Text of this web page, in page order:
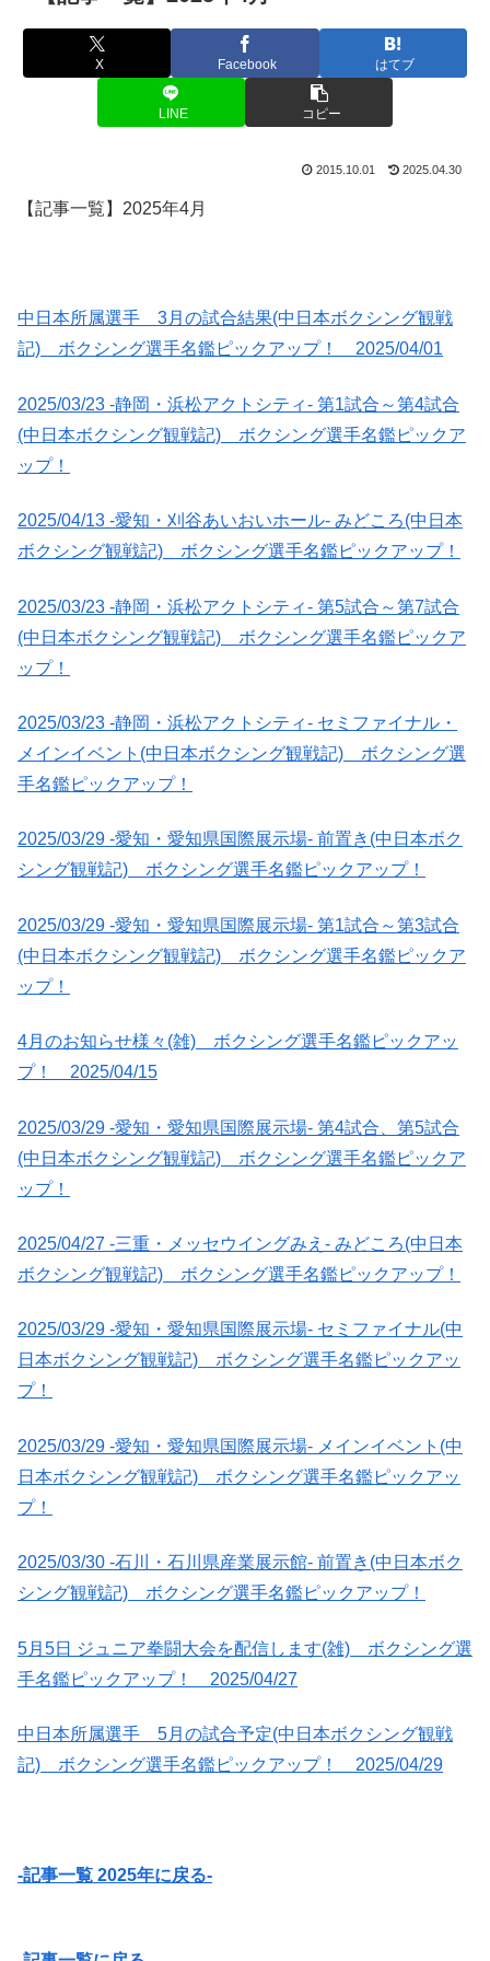
X Facebook はてブ
LINE コピー
2015.10.01 2025.04.30
【記事一覧】2025年4月
中日本所属選手 3月の試合結果(中日本ボクシング観戦
記) ボクシング選手名鑑ピックアップ！ 2025/04/01
2025/03/23 -静岡・浜松アクトシティ- 第1試合～第4試合
(中日本ボクシング観戦記) ボクシング選手名鑑ピックア
ップ！
2025/04/13 -愛知・刈谷あいおいホール- みどころ(中日本
ボクシング観戦記) ボクシング選手名鑑ピックアップ！
2025/03/23 -静岡・浜松アクトシティ- 第5試合～第7試合
(中日本ボクシング観戦記) ボクシング選手名鑑ピックア
ップ！
2025/03/23 -静岡・浜松アクトシティ- セミファイナル・
メインイベント(中日本ボクシング観戦記) ボクシング選
手名鑑ピックアップ！
2025/03/29 -愛知・愛知県国際展示場- 前置き(中日本ボク
シング観戦記) ボクシング選手名鑑ピックアップ！
2025/03/29 -愛知・愛知県国際展示場- 第1試合～第3試合
(中日本ボクシング観戦記) ボクシング選手名鑑ピックア
ップ！
4月のお知らせ様々(雑) ボクシング選手名鑑ピックアッ
プ！ 2025/04/15
2025/03/29 -愛知・愛知県国際展示場- 第4試合、第5試合
(中日本ボクシング観戦記) ボクシング選手名鑑ピックア
ップ！
2025/04/27 -三重・メッセウイングみえ- みどころ(中日本
ボクシング観戦記) ボクシング選手名鑑ピックアップ！
2025/03/29 -愛知・愛知県国際展示場- セミファイナル(中
日本ボクシング観戦記) ボクシング選手名鑑ピックアッ
プ！
2025/03/29 -愛知・愛知県国際展示場- メインイベント(中
日本ボクシング観戦記) ボクシング選手名鑑ピックアッ
プ！
2025/03/30 -石川・石川県産業展示館- 前置き(中日本ボク
シング観戦記) ボクシング選手名鑑ピックアップ！
5月5日 ジュニア拳闘大会を配信します(雑) ボクシング選
手名鑑ピックアップ！ 2025/04/27
中日本所属選手 5月の試合予定(中日本ボクシング観戦
記) ボクシング選手名鑑ピックアップ！ 2025/04/29
-記事一覧 2025年に戻る-